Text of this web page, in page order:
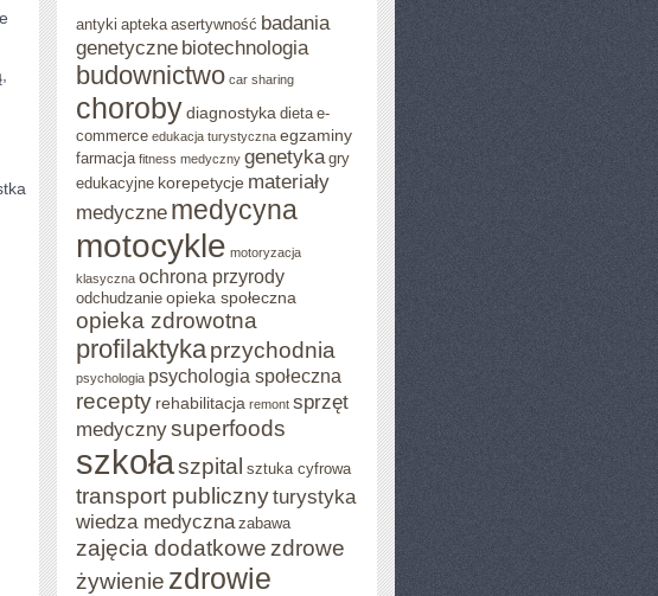
LOGISTYKĄ
ZAJMUJĄCY
FACHOWCY
antyki apteka asertywność badania
genetyczne biotechnologia
budownictwo car sharing
chorobydiagnostyka dieta e-
commerce edukacja turystyczna egzaminy
farmacja fitness medyczny genetyka gry
edukacyjne korepetycje materiały
medyczne medycyna
motocykle motoryzacja
klasyczna ochrona przyrody
odchudzanie opieka społeczna
opieka zdrowotna
profilaktykaprzychodnia
psychologia psychologia społeczna
recepty rehabilitacja remont sprzęt
medycznysuperfoods
szkołaszpital sztuka cyfrowa
transport publicznyturystyka
wiedza medyczna zabawa
zajęcia dodatkowe zdrowe
żywienie zdrowie